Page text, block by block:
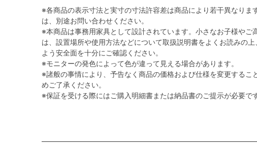
※各商品の表示寸法と実寸の寸法許容差は商品により若干異なりま
は、別途お問い合わせください。
※本商品は事務用家具として設計されています。小さなお子様やご
は、設置場所や使用方法などについて取扱説明書をよくお読みの
よう安全面を十分にご確認ください。
※モニターの発色によって色が違って見える場合があります。
※諸般の事情により、予告なく商品の価格および仕様を変更するこ
めご了承ください。
※保証を受ける際にはご購入明細書または納品書のご提示が必要です